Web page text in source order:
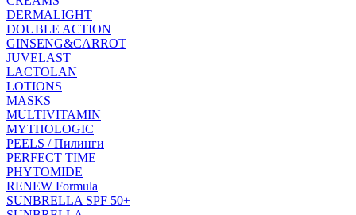
DERMALIGHT
DOUBLE ACTION
GINSENG&CARROT
JUVELAST
LACTOLAN
LOTIONS
MASKS
MULTIVITAMIN
MYTHOLOGIC
PEELS / Пилинги
PERFECT TIME
PHYTOMIDE
RENEW Formula
SUNBRELLA SPF 50+